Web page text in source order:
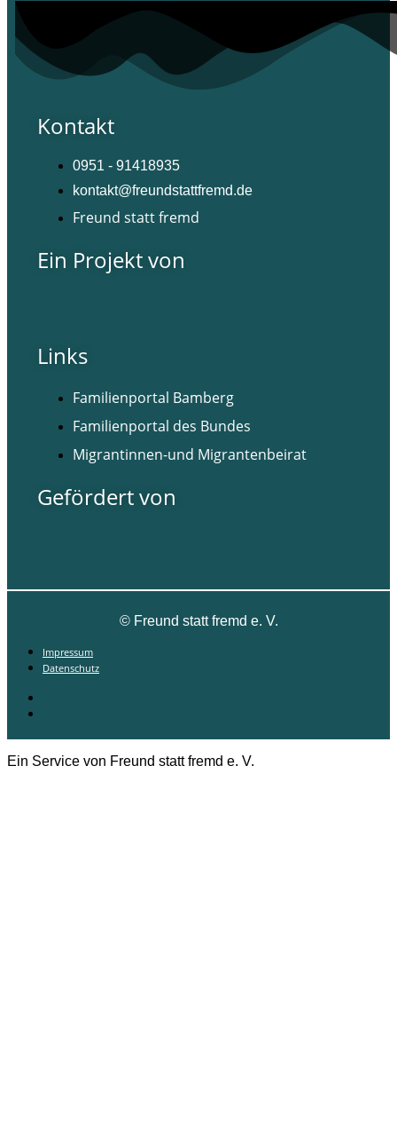
Kontakt
0951 - 91418935
kontakt@freundstattfremd.de
Freund statt fremd
Ein Projekt von
Links
Familienportal Bamberg
Familienportal des Bundes
Migrantinnen-und Migrantenbeirat
Gefördert von
©Freund statt fremd e. V.
Impressum
Datenschutz
Ein Service von Freund statt fremd e. V.